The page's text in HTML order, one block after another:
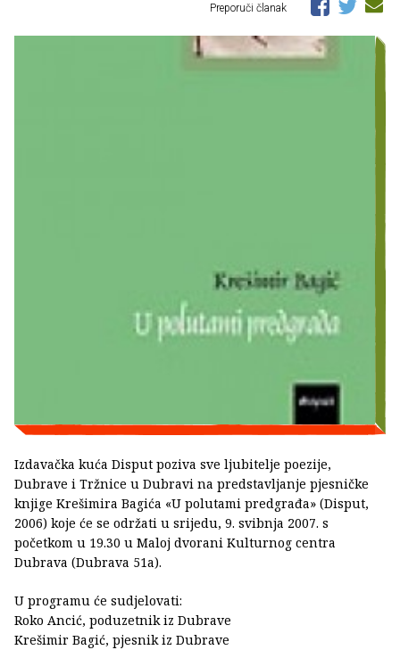
Preporuči članak
Izdavačka kuća Disput poziva sve ljubitelje poezije,
Dubrave i Tržnice u Dubravi na predstavljanje pjesničke
knjige Krešimira Bagića «U polutami predgrađa» (Disput,
2006) koje će se održati u srijedu, 9. svibnja 2007. s
početkom u 19.30 u Maloj dvorani Kulturnog centra
Dubrava (Dubrava 51a).
U programu će sudjelovati:
Roko Ancić, poduzetnik iz Dubrave
Krešimir Bagić, pjesnik iz Dubrave